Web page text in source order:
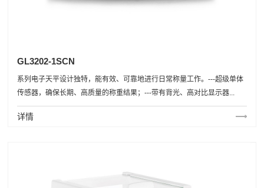
GL3202-1SCN
系列电子天平设计独特，能有效、可靠地进行日常称量工作。---超级单体
传感器，确保长期、高质量的称重结果；---带有背光、高对比显示器...
详情